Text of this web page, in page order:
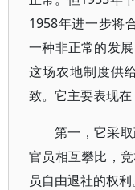
1958年进一步将
一种非正常的发
这场农地制度供
致。它主要表现在
第一，它采
官员相互攀比，
员自由退社的权利。